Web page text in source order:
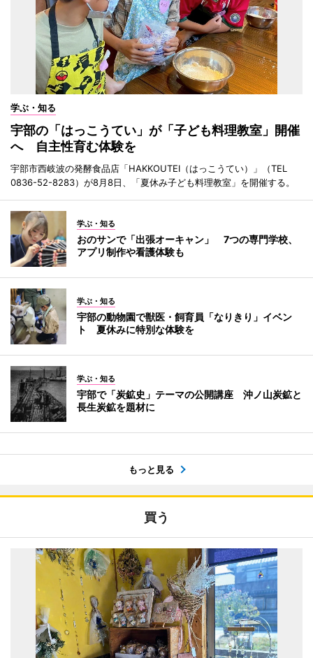
学ぶ・知る
宇部の「はっこうてい」が「子ども料理教室」開催
へ 自主性育む体験を
宇部市西岐波の発酵食品店「HAKKOUTEI（はっこうてい）」（TEL
0836-52-8283）が8月8日、「夏休み子ども料理教室」を開催する。
学ぶ・知る
おのサンで「出張オーキャン」 7つの専門学校、
アプリ制作や看護体験も
学ぶ・知る
宇部の動物園で獣医・飼育員「なりきり」イベン
ト 夏休みに特別な体験を
学ぶ・知る
宇部で「炭鉱史」テーマの公開講座 沖ノ山炭鉱と
長生炭鉱を題材に
もっと見る
買う